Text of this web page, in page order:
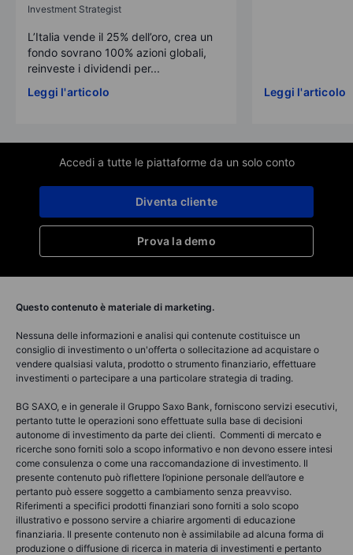
Investment Strategist
L’Italia vende il 25% dell’oro, crea un
fondo sovrano 100% azioni globali,
reinveste i dividendi per...
Leggi l'articolo
Leggi l'articolo
Accedi a tutte le piattaforme da un solo conto
Prova la demo
Diventa cliente
Questo contenuto è materiale di marketing.
Nessuna delle informazioni e analisi qui contenute costituisce un
consiglio di investimento o un'offerta o sollecitazione ad acquistare o
vendere qualsiasi valuta, prodotto o strumento finanziario, effettuare
investimenti o partecipare a una particolare strategia di trading.
BG SAXO, e in generale il Gruppo Saxo Bank, forniscono servizi esecutivi,
pertanto tutte le operazioni sono effettuate sulla base di decisioni
autonome di investimento da parte dei clienti. Commenti di mercato e
ricerche sono forniti solo a scopo informativo e non devono essere intesi
come consulenza o come una raccomandazione di investimento. Il
presente contenuto può riflettere l’opinione personale dell’autore e
pertanto può essere soggetto a cambiamento senza preavviso.
Riferimenti a specifici prodotti finanziari sono forniti a solo scopo
illustrativo e possono servire a chiarire argomenti di educazione
finanziaria. Il presente contenuto non è assimilabile ad alcuna forma di
produzione o diffusione di ricerca in materia di investimenti e pertanto